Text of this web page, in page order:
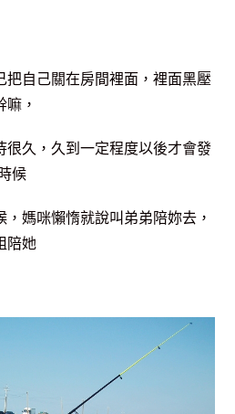
把自己關在房間裡面，裡面黑壓
，
很久，久到一定程度以後才會發
候
媽咪懶惰就說叫弟弟陪妳去，
陪她